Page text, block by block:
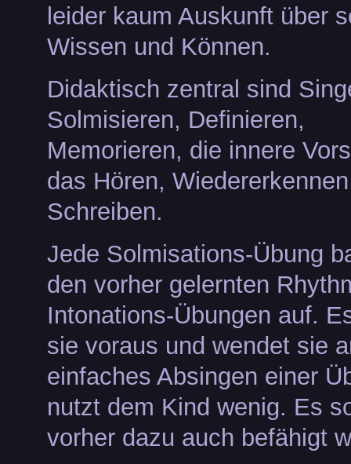
leider kaum Auskunft über
Wissen und Können.
Didaktisch zentral sind
Solmisieren, Definieren,
Memorieren, die innere
das Hören,
Schreiben.
Jede Solmisations-Übung
den vorher gelernten
Intonations-Übungen auf.
sie voraus und wendet sie
einfaches Absingen einer
nutzt dem Kind wenig. Es
vorher dazu auch befähigt